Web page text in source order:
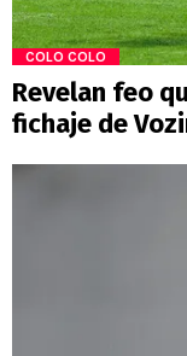
COLO COLO
Revelan feo
fichaje de